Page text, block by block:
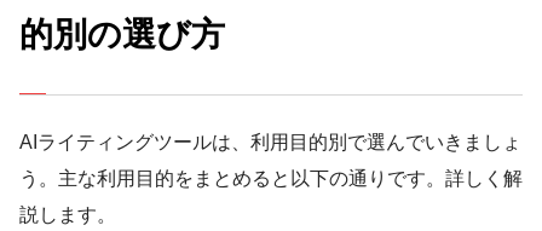
的別の選び方
AIライティングツールは、利用目的別で選んでいきましょ
う。主な利用目的をまとめると以下の通りです。詳しく解
説します。